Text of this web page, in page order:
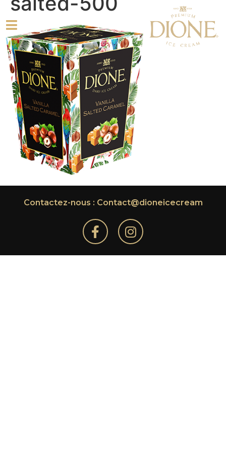
Contactez-nous : Contact@dioneicecream